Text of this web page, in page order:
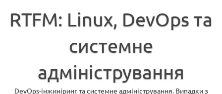
вмістуRTFM: Linux, DevOps та
системне
адміністрування
DevOps-інжиніринг та системне адміністрування. Випадки з